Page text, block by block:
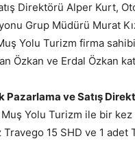
Direktörü Alper Kurt,
Grup Müdürü Murat
Yolu Turizm firma
Özkan ve Erdal Özkan
Pazarlama ve Satış
Muş Yolu Turizm ile bir
15 SHD ve 1 adet